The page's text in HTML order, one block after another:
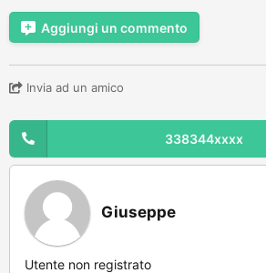
Aggiungi un commento
Invia ad un amico
338344xxxx
Giuseppe
Utente non registrato